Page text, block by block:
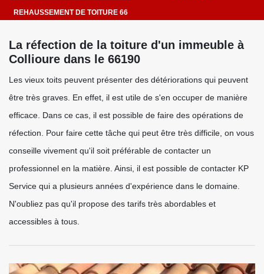
REHAUSSEMENT DE TOITURE 66
La réfection de la toiture d'un immeuble à
Collioure dans le 66190
Les vieux toits peuvent présenter des détériorations qui peuvent
être très graves. En effet, il est utile de s'en occuper de manière
efficace. Dans ce cas, il est possible de faire des opérations de
réfection. Pour faire cette tâche qui peut être très difficile, on vous
conseille vivement qu'il soit préférable de contacter un
professionnel en la matière. Ainsi, il est possible de contacter KP
Service qui a plusieurs années d'expérience dans le domaine.
N'oubliez pas qu'il propose des tarifs très abordables et
accessibles à tous.